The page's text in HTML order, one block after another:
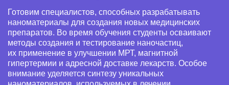
Готовим специалистов, способных разрабатывать
наноматериалы для создания новых медицинских
препаратов. Во время обучения студенты осваивают
методы создания и тестирование наночастиц,
их применение в улучшении МРТ, магнитной
гипертермии и адресной доставке лекарств. Особое
внимание уделяется синтезу уникальных